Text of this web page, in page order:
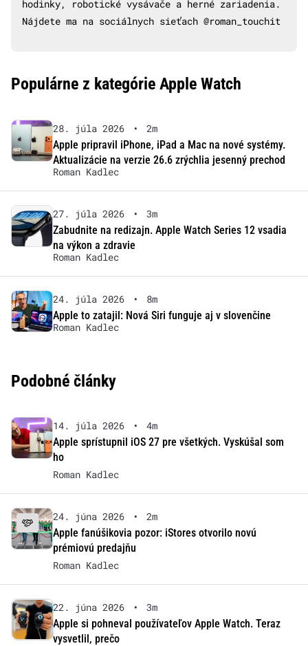
hodinky, robotické vysávače a herné zariadenia.
Nájdete ma na sociálnych sieťach @roman_touchit
Populárne z kategórie Apple Watch
28. júla 2026 •
2m
Apple pripravil iPhone, iPad a Mac na nové systémy.
Aktualizácie na verzie 26.6 zrýchlia jesenný prechod
Roman Kadlec
27. júla 2026 •
3m
Zabudnite na redizajn. Apple Watch Series 12 vsadia
na výkon a zdravie
Roman Kadlec
24. júla 2026 •
8m
Apple to zatajil: Nová Siri funguje aj v slovenčine
Roman Kadlec
Podobné články
14. júla 2026 •
4m
Apple sprístupnil iOS 27 pre všetkých. Vyskúšal som
ho
Roman Kadlec
24. júna 2026 •
2m
Apple fanúšikovia pozor: iStores otvorilo novú
prémiovú predajňu
Roman Kadlec
22. júna 2026 •
3m
Apple si pohneval používateľov Apple Watch. Teraz
vysvetlil, prečo